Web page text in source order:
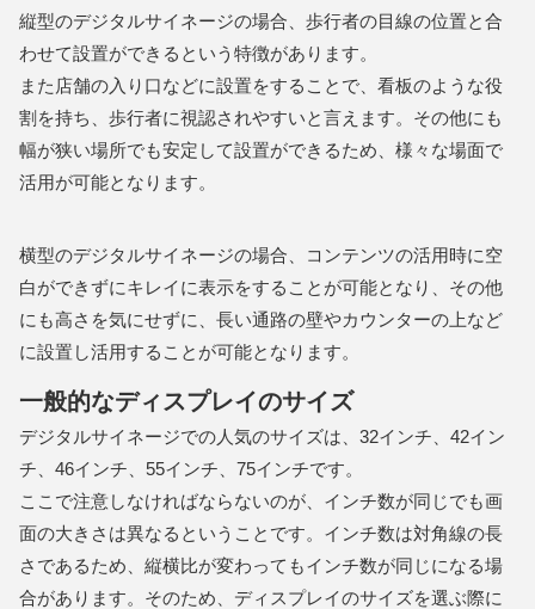
縦型のデジタルサイネージの場合、歩行者の目線の位置と合
わせて設置ができるという特徴があります。
また店舗の入り口などに設置をすることで、看板のような役
割を持ち、歩行者に視認されやすいと言えます。その他にも
幅が狭い場所でも安定して設置ができるため、様々な場面で
活用が可能となります。
横型のデジタルサイネージの場合、コンテンツの活用時に空
白ができずにキレイに表示をすることが可能となり、その他
にも高さを気にせずに、長い通路の壁やカウンターの上など
に設置し活用することが可能となります。
一般的なディスプレイのサイズ
デジタルサイネージでの人気のサイズは、32インチ、42イン
チ、46インチ、55インチ、75インチです。
ここで注意しなければならないのが、インチ数が同じでも画
面の大きさは異なるということです。インチ数は対角線の長
さであるため、縦横比が変わってもインチ数が同じになる場
合があります。そのため、ディスプレイのサイズを選ぶ際に